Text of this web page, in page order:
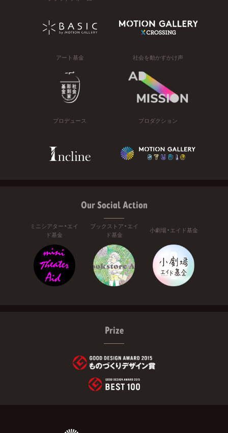
アート基金 社会を動かすかけ声
プロデュース プロダクション
Our Social Action
ミニシアター・エイ
ド基金
ブックストア・エイ
ド基金
小劇場・エイド基金
Prize